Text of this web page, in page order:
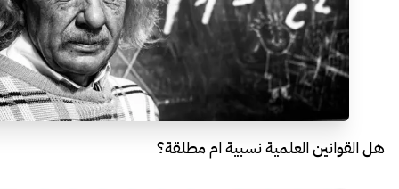
هل القوانين العلمية نسبية ام مطلقة؟